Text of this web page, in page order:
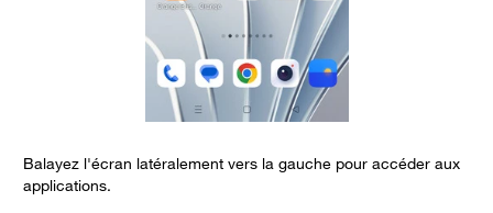
Balayez l'écran latéralement vers la gauche pour accéder aux
applications.